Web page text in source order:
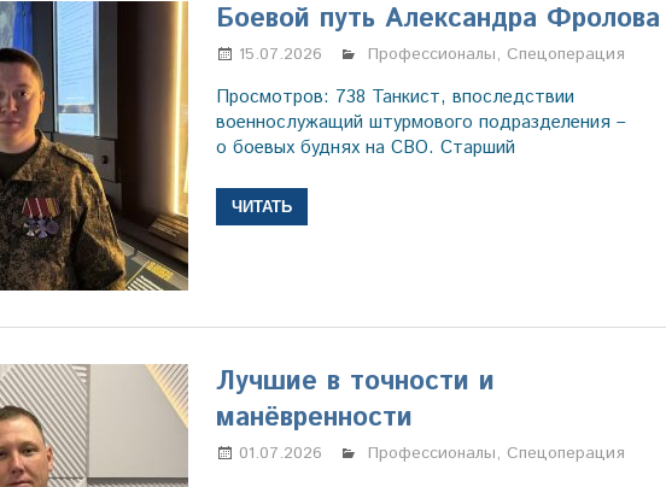
Боевой путь Александра Фролова
15.07.2026 Марина Щербакова
Профессионалы, Спецоперация
Просмотров: 738 Танкист, впоследствии
военнослужащий штурмового подразделения –
о боевых буднях на СВО. Старший
ЧИТАТЬ
Лучшие в точности и
манёвренности
01.07.2026 Марина Щербакова
Профессионалы, Спецоперация